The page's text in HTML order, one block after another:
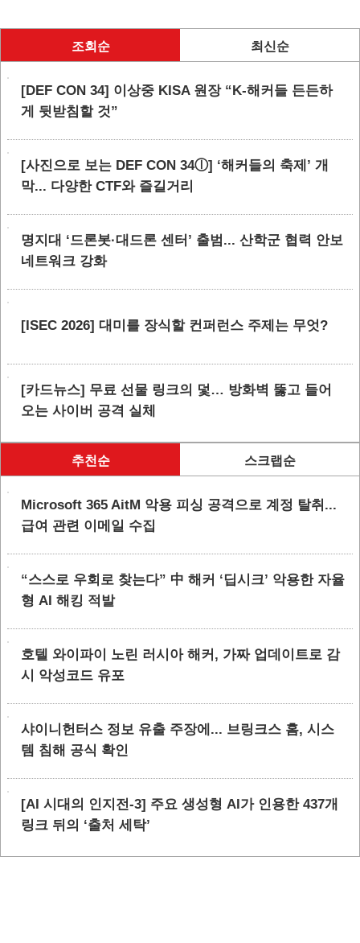
조회순 최신순
[DEF CON 34] 이상중 KISA 원장 “K-해커들 든든하
게 뒷받침할 것”
[사진으로 보는 DEF CON 34ⓛ] ‘해커들의 축제’ 개
막... 다양한 CTF와 즐길거리
명지대 ‘드론봇·대드론 센터’ 출범... 산학군 협력 안보
네트워크 강화
[ISEC 2026] 대미를 장식할 컨퍼런스 주제는 무엇?
[카드뉴스] 무료 선물 링크의 덫… 방화벽 뚫고 들어
오는 사이버 공격 실체
추천순 스크랩순
Microsoft 365 AitM 악용 피싱 공격으로 계정 탈취...
급여 관련 이메일 수집
“스스로 우회로 찾는다” 中 해커 ‘딥시크’ 악용한 자율
형 AI 해킹 적발
호텔 와이파이 노린 러시아 해커, 가짜 업데이트로 감
시 악성코드 유포
샤이니헌터스 정보 유출 주장에... 브링크스 홈, 시스
템 침해 공식 확인
[AI 시대의 인지전-3] 주요 생성형 AI가 인용한 437개
링크 뒤의 ‘출처 세탁’